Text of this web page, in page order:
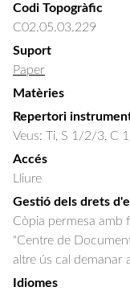
Codi Topogràfic
C02.05.03.229
Suport
Paper
Matèries
Repertori
Veus: Ti, S 1/2/3, C
Accés
Lliure
Gestió dels drets
Còpia permesa amb
"Centre de
altre ús cal demanar
Idiomes